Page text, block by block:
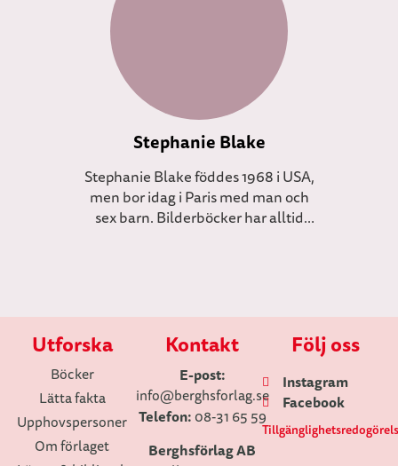
Stephanie Blake
Stephanie Blake föddes 1968 i USA,
men bor idag i Paris med man och
sex barn. Bilderböcker har alltid
skapa både bilderböcker och
om den lilla egensinniga kaninen
Simon har blivit en stor framgång i
flera länder.
Utforska
Böcker
Lätta fakta
Upphovspersoner
Om förlaget
Kontakt
E-post:
info@berghsforlag.se
Telefon:08-31 65 59
Berghsförlag AB
Följ oss
Instagram
Facebook